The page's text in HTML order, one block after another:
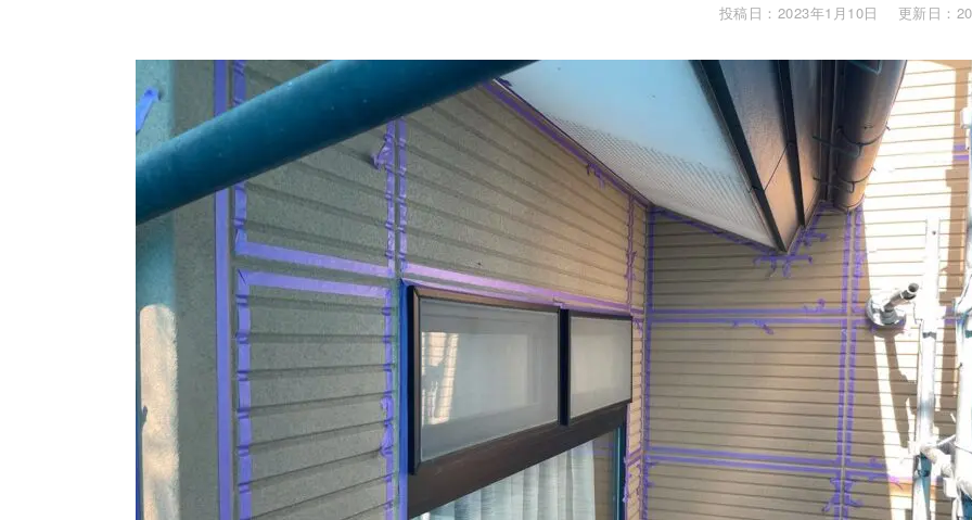
投稿日：2023年1月10日 更新日：